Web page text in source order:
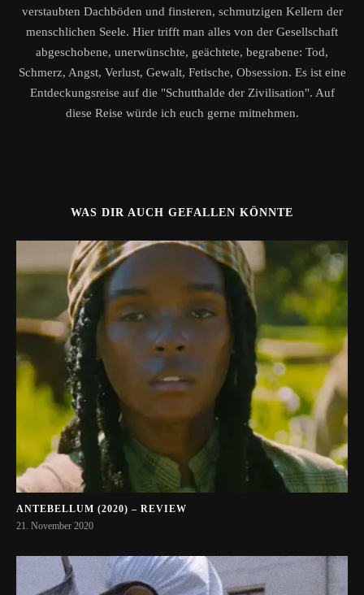
verstaubten Dachböden und finsteren, schmutzigen Kellern der
menschlichen Seele. Hier trifft man alles von der Gesellschaft
abgeschobene, unerwünschte, geächtete, begrabene: Tod,
Schmerz, Angst, Verlust, Gewalt, Fetische, Obsession. Es ist eine
Entdeckungsreise auf die "Schutthalde der Zivilisation". Auf
diese Reise würde ich euch gerne mitnehmen.
WAS DIR AUCH GEFALLEN KÖNNTE
ANTEBELLUM (2020) – REVIEW
21. November 2020